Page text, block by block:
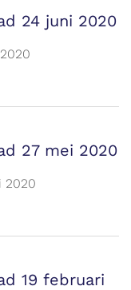
24 juni 2020
2020
27 mei 2020
2020
19 februari